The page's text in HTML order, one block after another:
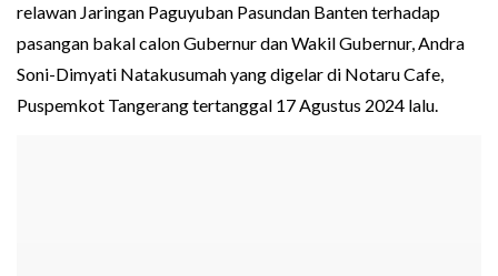
relawan Jaringan Paguyuban Pasundan Banten terhadap
pasangan bakal calon Gubernur dan Wakil Gubernur, Andra
Soni-Dimyati Natakusumah yang digelar di Notaru Cafe,
Puspemkot Tangerang tertanggal 17 Agustus 2024 lalu.